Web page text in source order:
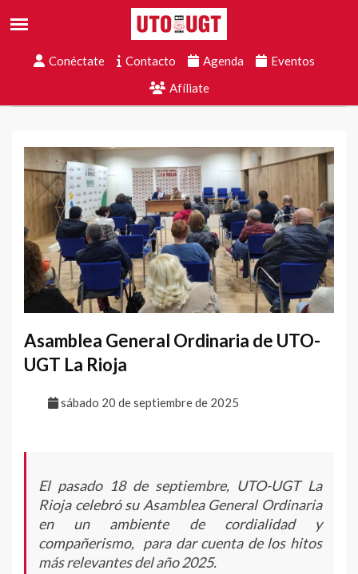
Conéctate Contacto Agenda
Eventos
Afíliate
Asamblea General Ordinaria de UTO-
UGT La Rioja
sábado 20 de septiembre de 2025
El pasado 18 de septiembre, UTO-UGT La
Rioja celebró su Asamblea General Ordinaria
en un ambiente de cordialidad y
compañerismo, para dar cuenta de los hitos
más relevantes del año 2025.